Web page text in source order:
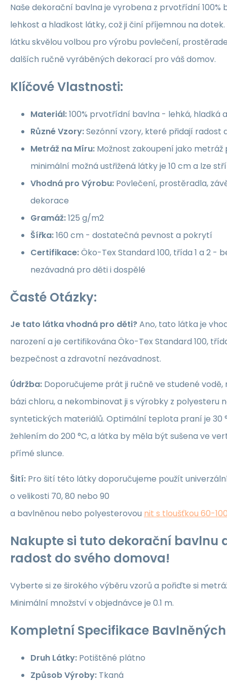
Naše dekorační bavlna je vyrobena z prvotřídní 100%
lehkost a hladkost látky, což ji činí příjemnou na
látku skvělou volbou pro výrobu povlečení,
dalších ručně vyráběných dekorací pro váš domov.
Klíčové Vlastnosti:
Materiál:100% prvotřídní bavlna - lehká, hladká
Různé Vzory:Sezónní vzory, které přidají radost
Metráž na Míru: Možnost zakoupení jako
minimální možná ustřižená látky je 10 cm a lze
Vhodná pro Výrobu: Povlečení, prostěradla,
dekorace
Gramáž:125 g/m2
Šířka:160 cm - dostatečná pevnost a pokrytí
Certifikace:Öko-Tex Standard 100, třída 1 a 2 -
nezávadná pro děti i dospělé
Časté Otázky:
Je tato látka vhodná pro děti?Ano, tato látka je
narození a je certifikována Öko-Tex Standard 100,
bezpečnost a zdravotní nezávadnost.
Údržba: Doporučujeme prát ji ručně ve studené
bázi chloru, a nekombinovat ji s výrobky z polyesteru
syntetických materiálů. Optimální teplota praní je 30
žehlením do 200 °C, a látka by měla být sušena ve
přímé slunce.
Šití: Pro šití této látky doporučujeme použít
o velikosti 70, 80 nebo 90
a bavlněnou nebo polyesterovou nit s tloušťkou 60-
Nakupte si tuto dekorační bavlnu
radost do svého domova!
Vyberte si ze širokého výběru vzorů a pořiďte si
Minimální množství v objednávce je 0.1 m.
Kompletní Specifikace
Druh Látky: Potištěné plátno
Způsob Výroby: Tkaná